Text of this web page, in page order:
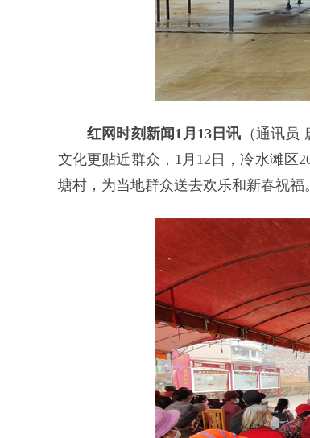
红网时刻新闻1月13日讯 （通讯
文化更贴近群众，1月12日，冷水滩
塘村，为当地群众送去欢乐和新春祝福。